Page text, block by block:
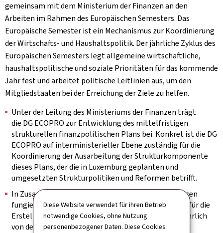
Diese Website verwendet für ihren Betrieb
notwendige Cookies, ohne Nutzung
personenbezogener Daten. Diese Cookies
gemeinsam mit dem Ministerium der Finanzen an den
Arbeiten im Rahmen des Europäischen Semesters. Das
Europäische Semester ist ein Mechanismus zur Koordinierung
der Wirtschafts- und Haushaltspolitik. Der jährliche Zyklus des
Europäischen Semesters legt allgemeine wirtschaftliche,
haushaltspolitische und soziale Prioritäten für das kommende
Jahr fest und arbeitet politische Leitlinien aus, um den
Mitgliedstaaten bei der Erreichung der Ziele zu helfen.
Unter der Leitung des Ministeriums der Finanzen trägt
die DG ECOPRO zur Entwicklung des mittelfristigen
strukturellen finanzpolitischen Plans bei. Konkret ist die DG
ECOPRO auf interministerieller Ebene zuständig für die
Koordinierung der Ausarbeitung der Strukturkomponente
dieses Plans, der die in Luxemburg geplanten und
umgesetzten Strukturpolitiken und Reformen betrifft.
In Zusammenarbeit mit dem Ministerium der Finanzen
fungiert die DG ECOPRO als nationaler Koordinator für die
Erstellung des Länderberichts für Luxemburg, der jährlich
von der Europäischen Kommission im Rahmen des